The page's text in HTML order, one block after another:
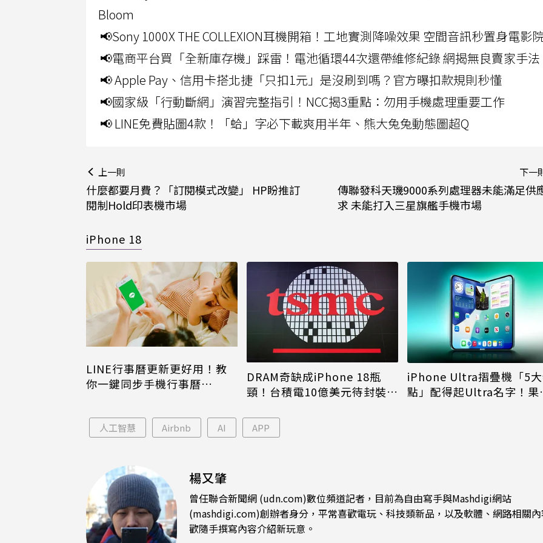
Bloom
📢Sony 1000X THE COLLEXION耳機開箱！工地實測降噪效果 空間音訊秒置身電影
📢電商平台買「全新庫存機」踩雷！電池循環44次還帶維修紀錄 網揭無良賣家手法
📢 Apple Pay、信用卡搭北捷「只扣1元」是沒刷到嗎？官方曝扣款規則秒懂
📢國家級「行動斷網」演習完整指引！NCC揭3重點：勿用手機處理重要工作
📢 LINE免費貼圖4款！「蛤」字必下載爽用半年、熊大兔兔動態圖超Q
上一則
什麼都要月費？「訂閱模式改變」 HP盼推訂
閱制Hold印表機市場
下一
傳聯發科天璣9000系列處理器未能滿足供
求 未能打入三星旗艦手機市場
iPhone 18
LINE行事曆更新更好用！教
你一鍵同步手機行事曆
DRAM奇缺成iPhone 18瓶
頸！台積電10億美元待封裝晶
iPhone Ultra摺疊機「5
點」配得起Ultra名字！果
人工智慧 Airbnb AI APP
楊又肇
曾任聯合新聞網 (udn.com)數位頻道記者，目前為自由寫手與Mashdigi網站
(mashdigi.com)創辦者身分，平常喜歡電玩、科技類新品，以及軟體、網路相關
歡隨手撰寫內容介紹新玩意。